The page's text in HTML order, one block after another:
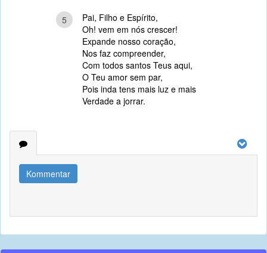
5
Pai, Filho e Espírito,
Oh! vem em nós crescer!
Expande nosso coração,
Nos faz compreender,
Com todos santos Teus aqui,
O Teu amor sem par,
Pois inda tens mais luz e mais
Verdade a jorrar.
Kommentar